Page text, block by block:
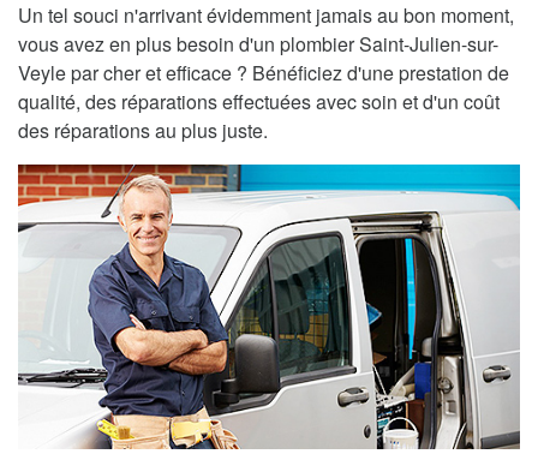
Un tel souci n'arrivant évidemment jamais au bon moment,
vous avez en plus besoin d'un plombier Saint-Julien-sur-
Veyle par cher et efficace ? Bénéficiez d'une prestation de
qualité, des réparations effectuées avec soin et d'un coût
des réparations au plus juste.